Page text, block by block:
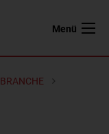
Menü
BRANCHE